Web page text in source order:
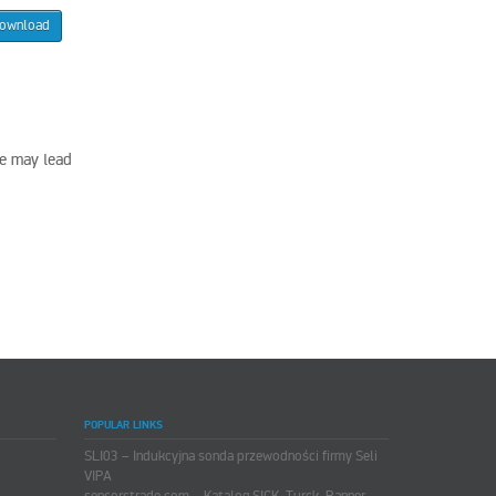
may lead
POPULAR LINKS
SLI03 – Indukcyjna sonda przewodności firmy Seli
VIPA